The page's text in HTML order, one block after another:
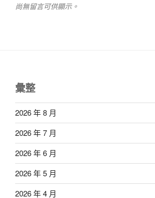
尚無留言可供顯示。
彙整
2026 年 8 月
2026 年 7 月
2026 年 6 月
2026 年 5 月
2026 年 4 月